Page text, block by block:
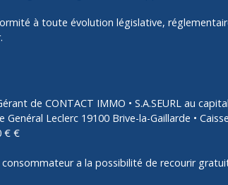
à toute évolution législative,
de CONTACT IMMO • S.A.SEURL au
Leclerc 19100 Brive-la-Gaillarde •
€ €
a la possibilité de recourir